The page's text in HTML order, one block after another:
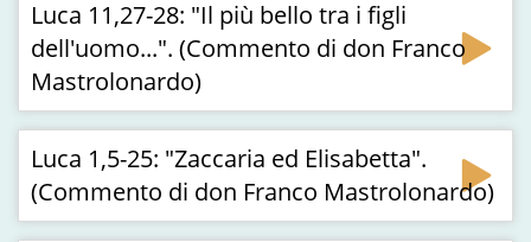
Luca 11,27-28: "Il più bello tra i figli
dell'uomo...". (Commento di don Franco
Mastrolonardo)
Luca 1,5-25: "Zaccaria ed Elisabetta".
(Commento di don Franco Mastrolonardo)